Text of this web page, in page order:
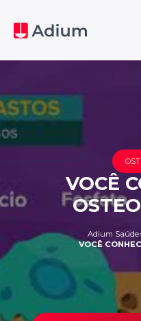
VOCÊ
Adium Saúde
VOCÊ